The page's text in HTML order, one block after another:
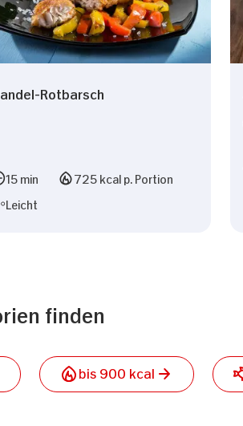
Rotbarsch
15 min
725 kcal p. Portion
Leicht
finden
bis 900 kcal